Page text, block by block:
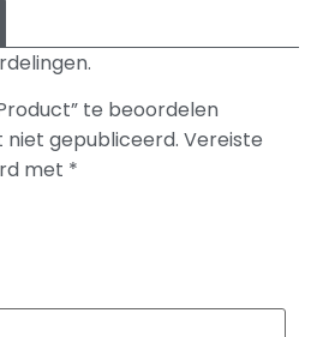
te beoordelen
gepubliceerd. Vereiste
met *